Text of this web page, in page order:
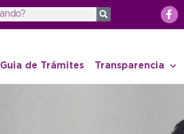
Guia de Trámites Transparencia